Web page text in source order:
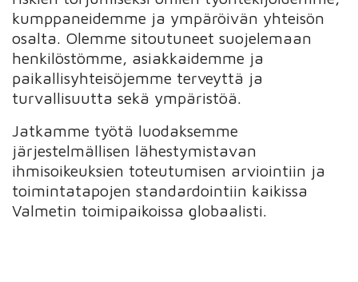
kumppaneidemme ja ympäröivän yhteisön
osalta. Olemme sitoutuneet suojelemaan
henkilöstömme, asiakkaidemme ja
paikallisyhteisöjemme terveyttä ja
turvallisuutta sekä ympäristöä.
Jatkamme työtä luodaksemme
järjestelmällisen lähestymistavan
ihmisoikeuksien toteutumisen arviointiin ja
toimintatapojen standardointiin kaikissa
Valmetin toimipaikoissa globaalisti.